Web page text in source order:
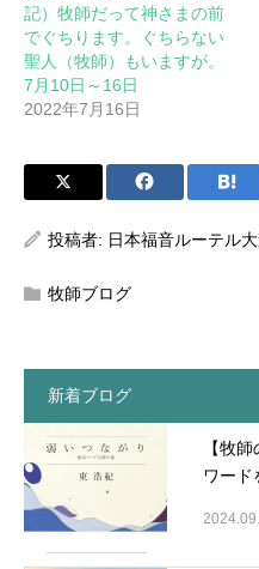
記）牧師だって神さまの前
でぐちります。ぐちらない
聖人（牧師）もいますが。
7月10日～16日
2022年7月16日
投稿者: 日本福音ルーテル
牧師ブログ
新着ブログ
【牧
ワード